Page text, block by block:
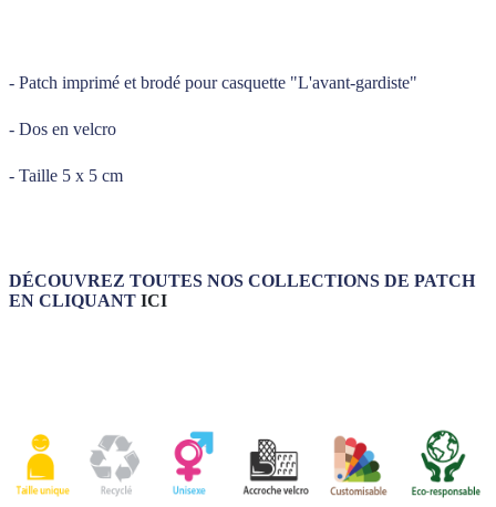
- Patch imprimé et brodé pour casquette "L'avant-gardiste"
- Dos en velcro
- Taille 5 x 5 cm
DÉCOUVREZ TOUTES NOS COLLECTIONS DE PATCH
EN CLIQUANT ICI